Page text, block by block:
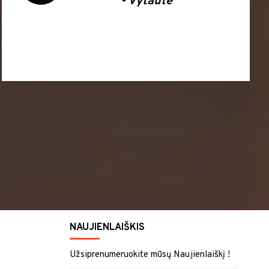
Italų gamintojo Salon
NAUJIENLAIŠKIS
Užsiprenumeruokite mūsų Naujienlaiškį !